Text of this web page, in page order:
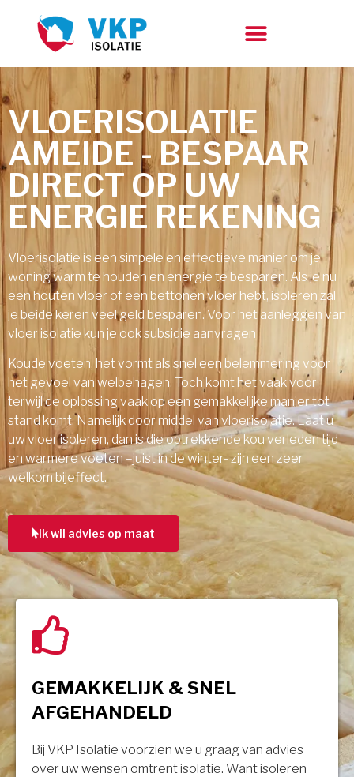
VLOERISOLATIE
AMEIDE - BESPAAR
DIRECT OP UW
ENERGIE REKENING
Vloerisolatie is een simpele en effectieve manier om je
woning warm te houden en energie te besparen. Als je nu
een houten vloer of een bettonen vloer hebt, isoleren zal
je beide keren veel geld besparen. Voor het aanleggen van
vloer isolatie kun je ook subsidie aanvragen
Koude voeten, het vormt als snel een belemmering voor
het gevoel van welbehagen. Toch komt het vaak voor
terwijl de oplossing vaak op een gemakkelijke manier tot
stand komt. Namelijk door middel van vloerisolatie. Laat u
uw vloer isoleren, dan is die optrekkende kou verleden tijd
en warmere voeten –juist in de winter- zijn een zeer
welkom bijeffect.
ik wil advies op maat
GEMAKKELIJK & SNEL
AFGEHANDELD
Bij VKP Isolatie voorzien we u graag van advies
over uw wensen omtrent isolatie. Want isoleren